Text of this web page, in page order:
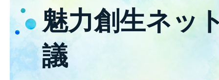
魅力創生ネッ
議